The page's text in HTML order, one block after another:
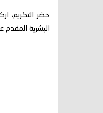
حضر التكريم،
البشرية المقدم